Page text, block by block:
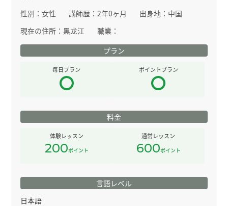
性別：女性 講師歴：2年0ヶ月 出身地： 中国
現在の住所：黑龙江
職業：
プラン
毎日プラン ポイントプラン
料金
体験レッスン
200ポイント
通常レッスン
600ポイント
言語レベル
日本語